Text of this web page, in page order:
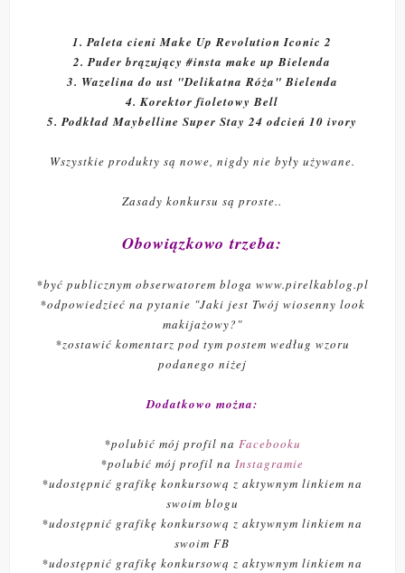
1. Paleta cieni Make Up Revolution Iconic 2
2. Puder brązujący #insta make up Bielenda
3. Wazelina do ust "Delikatna Róża" Bielenda
4. Korektor fioletowy Bell
5. Podkład Maybelline Super Stay 24 odcień 10 ivory
Wszystkie produkty są nowe, nigdy nie były używane.
Zasady konkursu są proste..
Obowiązkowo trzeba:
*być publicznym obserwatorem bloga www.pirelkablog.pl
*odpowiedzieć na pytanie "Jaki jest Twój wiosenny look
makijażowy?"
*zostawić komentarz pod tym postem według wzoru
podanego niżej
Dodatkowo można:
*polubić mój profil na Facebooku
*polubić mój profil naInstagramie
*udostępnić grafikę konkursową z aktywnym linkiem na
swoim blogu
*udostępnić grafikę konkursową z aktywnym linkiem na
swoim FB
*udostępnić grafikę konkursową z aktywnym linkiem na